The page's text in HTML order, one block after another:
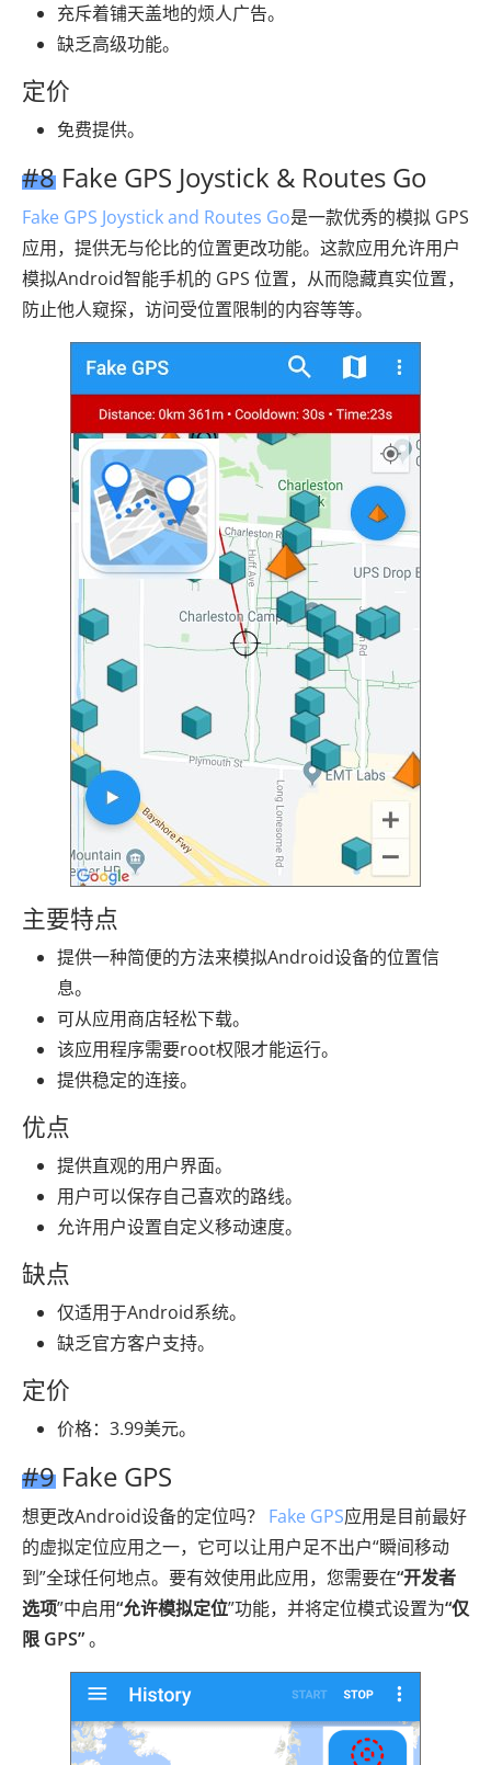
充斥着铺天盖地的烦人广告。
缺乏高级功能。
定价
免费提供。
#8 Fake GPS Joystick & Routes Go
Fake GPS Joystick and Routes Go是一款优秀的模拟 GPS
应用，提供无与伦比的位置更改功能。这款应用允许用户
模拟Android智能手机的 GPS 位置，从而隐藏真实位置，
防止他人窥探，访问受位置限制的内容等等。
主要特点
提供一种简便的方法来模拟Android设备的位置信
息。
可从应用商店轻松下载。
该应用程序需要root权限才能运行。
提供稳定的连接。
优点
提供直观的用户界面。
用户可以保存自己喜欢的路线。
允许用户设置自定义移动速度。
缺点
仅适用于Android系统。
缺乏官方客户支持。
定价
价格：3.99美元。
#9 Fake GPS
想更改Android设备的定位吗？ Fake GPS应用是目前最好
的虚拟定位应用之一，它可以让用户足不出户“瞬间移动
到”全球任何地点。要有效使用此应用，您需要在“开发者
选项”中启用“允许模拟定位”功能，并将定位模式设置为“仅
限 GPS”。